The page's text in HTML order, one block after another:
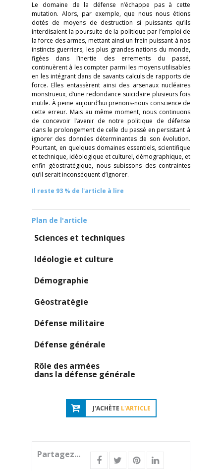
Le domaine de la défense n’échappe pas à cette
mutation. Alors, par exemple, que nous nous étions
dotés de moyens de destruction si puissants qu’ils
interdisaient la poursuite de la politique par l’emploi de
la force des armes, mettant ainsi un frein puissant à nos
instincts guerriers, les plus grandes nations du monde,
figées dans l’inertie des errements du passé,
continuèrent à les compter parmi les moyens utilisables
en les intégrant dans de savants calculs de rapports de
force. Elles entassèrent ainsi des arsenaux nucléaires
monstrueux, d’une redondance suicidaire plusieurs fois
inutile. À peine aujourd’hui prenons-nous conscience de
cette erreur. Mais au même moment, nous continuons
de concevoir l’avenir de notre politique de défense
dans le prolongement de celle du passé en persistant à
ignorer des données déterminantes de son évolution.
Pourtant, en quelques domaines essentiels, scientifique
et technique, idéologique et culturel, démographique, et
enfin géostratégique, nous subissons des contraintes
qu’il serait inconséquent d’ignorer.
Il reste 93 % de l'article à lire
Plan de l'article
Sciences et techniques
Idéologie et culture
Démographie
Géostratégie
Défense militaire
Défense générale
Rôle des armées
dans la défense générale
J'ACHÈTE L'ARTICLE
Partagez...